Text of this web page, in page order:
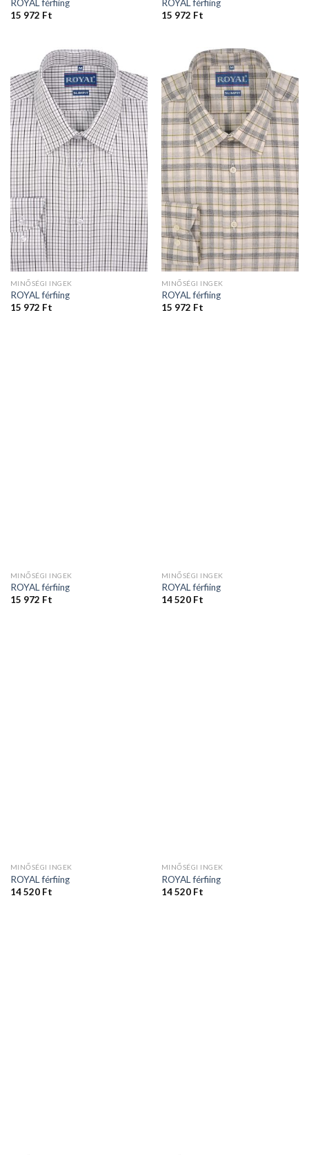
ROYAL férfiing
15 972 Ft
ROYAL férfiing
15 972 Ft
MINŐSÉGI INGEK
ROYAL férfiing
15 972 Ft
MINŐSÉGI INGEK
ROYAL férfiing
15 972 Ft
MINŐSÉGI INGEK
ROYAL férfiing
15 972 Ft
MINŐSÉGI INGEK
ROYAL férfiing
14 520 Ft
MINŐSÉGI INGEK
ROYAL férfiing
14 520 Ft
MINŐSÉGI INGEK
ROYAL férfiing
14 520 Ft